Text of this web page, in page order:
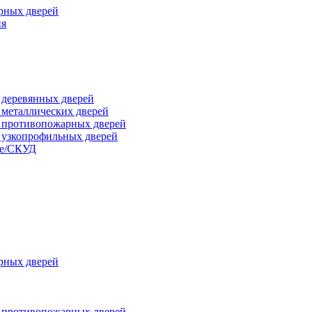
дверей
дверей
дверей
дверей
дверей
СКУД
дверей